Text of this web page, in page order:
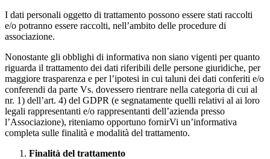
I dati personali oggetto di trattamento possono essere stati raccolti
e/o potranno essere raccolti, nell’ambito delle procedure di
associazione.
Nonostante gli obblighi di informativa non siano vigenti per quanto
riguarda il trattamento dei dati riferibili delle persone giuridiche, per
maggiore trasparenza e per l’ipotesi in cui taluni dei dati conferiti e/o
conferendi da parte Vs. dovessero rientrare nella categoria di cui al
nr. 1) dell’art. 4) del GDPR (e segnatamente quelli relativi al ai loro
legali rappresentanti e/o rappresentanti dell’azienda presso
l’Associazione), riteniamo opportuno fornirVi un’informativa
completa sulle finalità e modalità del trattamento.
Finalità del trattamento